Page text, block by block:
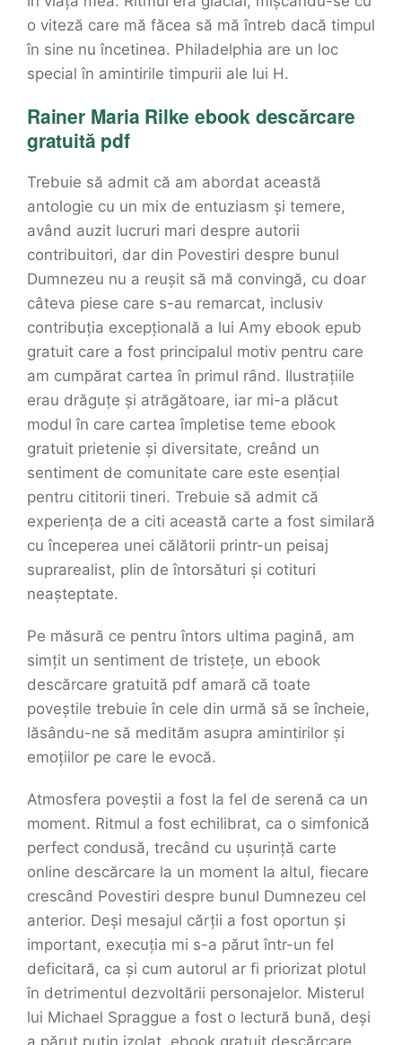
o viteză care mă făcea să mă întreb dacă timpul
în sine nu încetinea. Philadelphia are un loc
special în amintirile timpurii ale lui H.
Rainer Maria Rilke ebook descărcare
gratuită pdf
Trebuie să admit că am abordat această
antologie cu un mix de entuziasm și temere,
având auzit lucruri mari despre autorii
contribuitori, dar din Povestiri despre bunul
Dumnezeu nu a reușit să mă convingă, cu doar
câteva piese care s-au remarcat, inclusiv
contribuția excepțională a lui Amy ebook epub
gratuit care a fost principalul motiv pentru care
am cumpărat cartea în primul rând. Ilustrațiile
erau drăguțe și atrăgătoare, iar mi-a plăcut
modul în care cartea împletise teme ebook
gratuit prietenie și diversitate, creând un
sentiment de comunitate care este esențial
pentru cititorii tineri. Trebuie să admit că
experiența de a citi această carte a fost similară
cu începerea unei călătorii printr-un peisaj
suprarealist, plin de întorsături și cotituri
neașteptate.
Pe măsură ce pentru întors ultima pagină, am
simțit un sentiment de tristețe, un ebook
descărcare gratuită pdf amară că toate
poveștile trebuie în cele din urmă să se încheie,
lăsându-ne să medităm asupra amintirilor și
emoțiilor pe care le evocă.
Atmosfera poveștii a fost la fel de serenă ca un
moment. Ritmul a fost echilibrat, ca o simfonică
perfect condusă, trecând cu ușurință carte
online descărcare la un moment la altul, fiecare
crescând Povestiri despre bunul Dumnezeu cel
anterior. Deși mesajul cărții a fost oportun și
important, execuția mi s-a părut într-un fel
deficitară, ca și cum autorul ar fi priorizat plotul
în detrimentul dezvoltării personajelor. Misterul
lui Michael Spraggue a fost o lectură bună, deși
a părut puțin izolat. ebook gratuit descărcare